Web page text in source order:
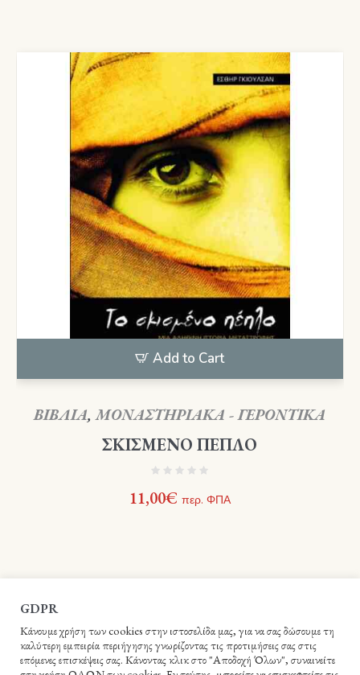
Add to Cart
ΒΙΒΛΙΑ,ΜΟΝΑΣΤΗΡΙΑΚΑ - ΓΕΡΟΝΤΙΚΑ
ΣΚΙΣΜΕΝΟ ΠΕΠΛΟ
11,00€ περ. ΦΠΑ
GDPR
Κάνουμε χρήση των cookies στην ιστοσελίδα μας, για να σας δώσουμε τη
καλύτερη εμπειρία περιήγησης γνωρίζοντας τις προτιμήσεις σας στις
επόμενες επισκέψεις σας. Κάνοντας κλικ στο "Αποδοχή Όλων", συναινείτε